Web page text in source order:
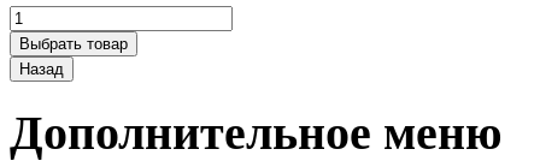
Дополнительное меню